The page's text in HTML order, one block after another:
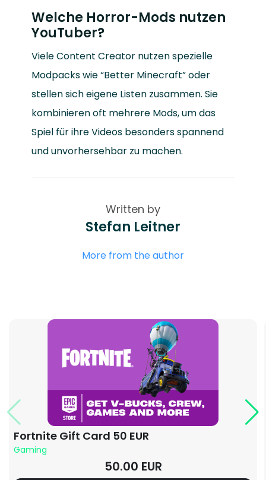
Welche Horror-Mods nutzen
YouTuber?
Viele Content Creator nutzen spezielle
Modpacks wie “Better Minecraft” oder
stellen sich eigene Listen zusammen. Sie
kombinieren oft mehrere Mods, um das
Spiel für ihre Videos besonders spannend
und unvorhersehbar zu machen.
Written by
Stefan Leitner
More from the author
Fortnite Gift Card 50 EUR
Gaming
50.00 EUR